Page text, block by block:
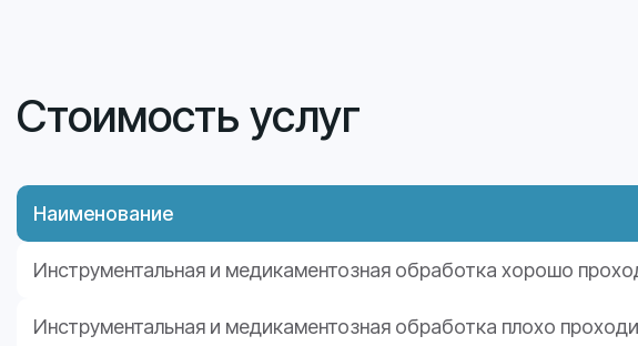
Стоимость услуг
Наименование
Инструментальная и медикаментозная обработка хорошо
Инструментальная и медикаментозная обработка плохо